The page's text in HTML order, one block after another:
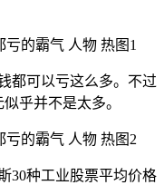
可以亏这么多。不过
乎并不是太多。
种工业股票平均价格